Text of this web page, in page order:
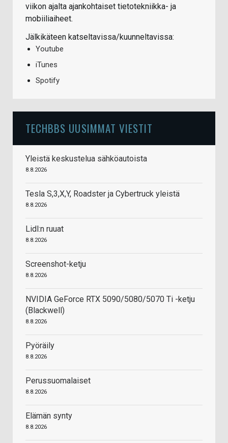
viikon ajalta ajankohtaiset tietotekniikka- ja
mobiiliaiheet.
Jälkikäteen katseltavissa/kuunneltavissa:
Youtube
iTunes
Spotify
TECHBBS UUSIMMAT VIESTIT
Yleistä keskustelua sähköautoista
8.8.2026
Tesla S,3,X,Y, Roadster ja Cybertruck yleistä
8.8.2026
Lidl:n ruuat
8.8.2026
Screenshot-ketju
8.8.2026
NVIDIA GeForce RTX 5090/5080/5070 Ti -ketju
(Blackwell)
8.8.2026
Pyöräily
8.8.2026
Perussuomalaiset
8.8.2026
Elämän synty
8.8.2026